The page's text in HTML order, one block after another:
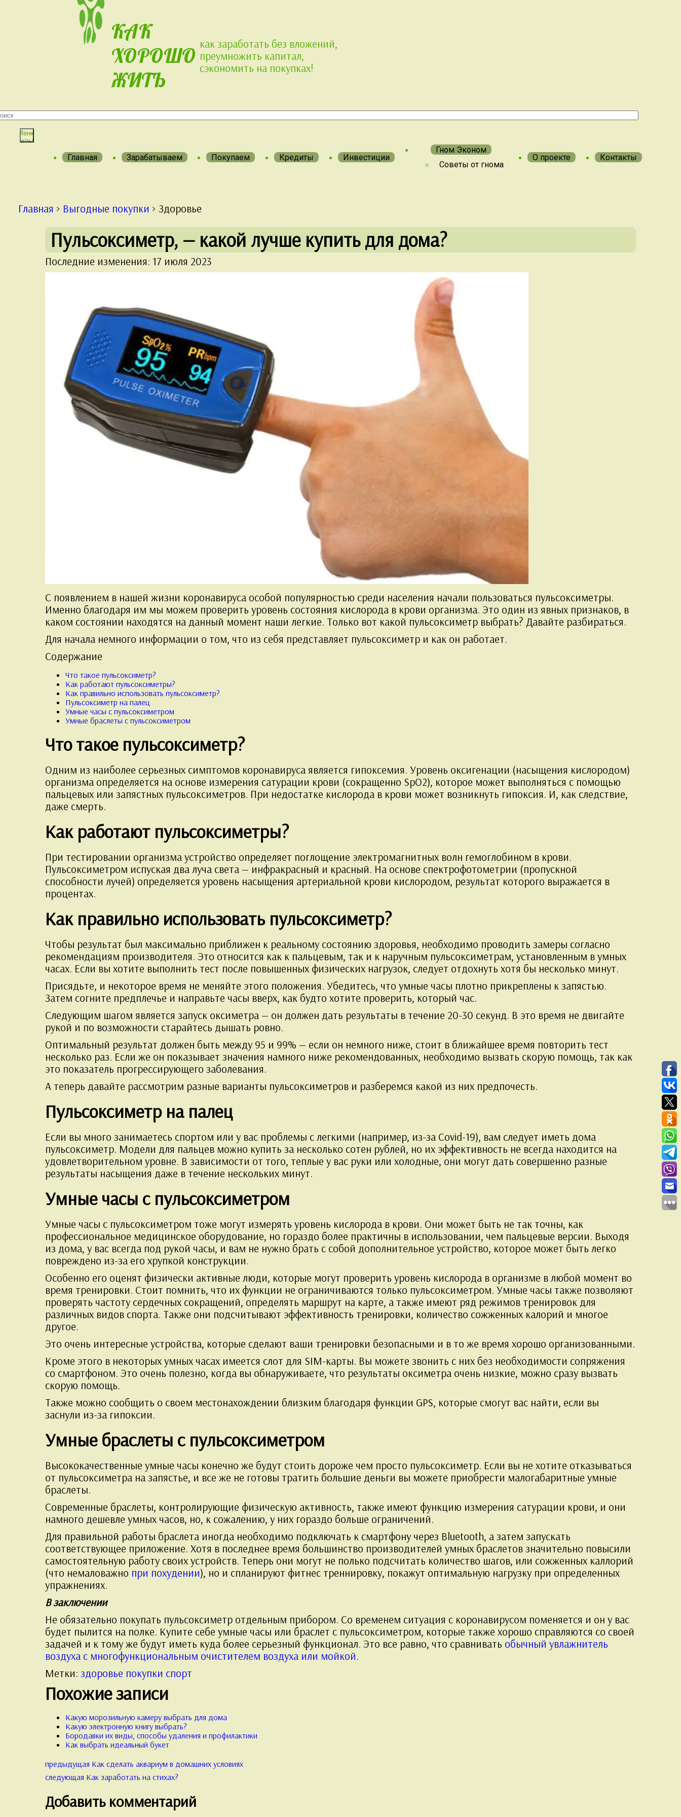
КАК
ХОРОШО
ЖИТЬ
как заработать без вложений,
преумножить капитал,
сэкономить на покупках!
Меню
Закрыть
Главная Зарабатываем Покупаем Кредиты Инвестиции
Гном Эконом
Советы от гнома
О проекте Контакты
Главная > Выгодные покупки > Здоровье
Пульсоксиметр, — какой лучше купить для дома?
Последние изменения: 17 июля 2023
С появлением в нашей жизни коронавируса особой популярностью среди населения начали пользоваться пульсоксиметры.
Именно благодаря им мы можем проверить уровень состояния кислорода в крови организма. Это один из явных признаков, в
каком состоянии находятся на данный момент наши легкие. Только вот какой пульсоксиметр выбрать? Давайте разбираться.
Для начала немного информации о том, что из себя представляет пульсоксиметр и как он работает.
Содержание
Что такое пульсоксиметр?
Как работают пульсоксиметры?
Как правильно использовать пульсоксиметр?
Пульсоксиметр на палец
Умные часы с пульсоксиметром
Умные браслеты с пульсоксиметром
Что такое пульсоксиметр?
Одним из наиболее серьезных симптомов коронавируса является гипоксемия. Уровень оксигенации (насыщения кислородом)
организма определяется на основе измерения сатурации крови (сокращенно SpO2), которое может выполняться с помощью
пальцевых или запястных пульсоксиметров. При недостатке кислорода в крови может возникнуть гипоксия. И, как следствие,
даже смерть.
Как работают пульсоксиметры?
При тестировании организма устройство определяет поглощение электромагнитных волн гемоглобином в крови.
Пульсоксиметром испуская два луча света — инфракрасный и красный. На основе спектрофотометрии (пропускной
способности лучей) определяется уровень насыщения артериальной крови кислородом, результат которого выражается в
процентах.
Как правильно использовать пульсоксиметр?
Чтобы результат был максимально приближен к реальному состоянию здоровья, необходимо проводить замеры согласно
рекомендациям производителя. Это относится как к пальцевым, так и к наручным пульсоксиметрам, установленным в умных
часах. Если вы хотите выполнить тест после повышенных физических нагрузок, следует отдохнуть хотя бы несколько минут.
Присядьте, и некоторое время не меняйте этого положения. Убедитесь, что умные часы плотно прикреплены к запястью.
Затем согните предплечье и направьте часы вверх, как будто хотите проверить, который час.
Следующим шагом является запуск оксиметра — он должен дать результаты в течение 20-30 секунд. В это время не двигайте
рукой и по возможности старайтесь дышать ровно.
Оптимальный результат должен быть между 95 и 99% — если он немного ниже, стоит в ближайшее время повторить тест
несколько раз. Если же он показывает значения намного ниже рекомендованных, необходимо вызвать скорую помощь, так как
это показатель прогрессирующего заболевания.
А теперь давайте рассмотрим разные варианты пульсоксиметров и разберемся какой из них предпочесть.
Пульсоксиметр на палец
Если вы много занимаетесь спортом или у вас проблемы с легкими (например, из-за Covid-19), вам следует иметь дома
пульсоксиметр. Модели для пальцев можно купить за несколько сотен рублей, но их эффективность не всегда находится на
удовлетворительном уровне. В зависимости от того, теплые у вас руки или холодные, они могут дать совершенно разные
результаты насыщения даже в течение нескольких минут.
Умные часы с пульсоксиметром
Умные часы с пульсоксиметром тоже могут измерять уровень кислорода в крови. Они может быть не так точны, как
профессиональное медицинское оборудование, но гораздо более практичны в использовании, чем пальцевые версии. Выходя
из дома, у вас всегда под рукой часы, и вам не нужно брать с собой дополнительное устройство, которое может быть легко
повреждено из-за его хрупкой конструкции.
Особенно его оценят физически активные люди, которые могут проверить уровень кислорода в организме в любой момент во
время тренировки. Стоит помнить, что их функции не ограничиваются только пульсоксиметром. Умные часы также позволяют
проверять частоту сердечных сокращений, определять маршрут на карте, а также имеют ряд режимов тренировок для
различных видов спорта. Также они подсчитывают эффективность тренировки, количество сожженных калорий и многое
другое.
Это очень интересные устройства, которые сделают ваши тренировки безопасными и в то же время хорошо организованными.
Кроме этого в некоторых умных часах имеется слот для SIM-карты. Вы можете звонить с них без необходимости сопряжения
со смартфоном. Это очень полезно, когда вы обнаруживаете, что результаты оксиметра очень низкие, можно сразу вызвать
скорую помощь.
Также можно сообщить о своем местонахождении близким благодаря функции GPS, которые смогут вас найти, если вы
заснули из-за гипоксии.
Умные браслеты с пульсоксиметром
Высококачественные умные часы конечно же будут стоить дороже чем просто пульсоксиметр. Если вы не хотите отказываться
от пульсоксиметра на запястье, и все же не готовы тратить большие деньги вы можете приобрести малогабаритные умные
браслеты.
Современные браслеты, контролирующие физическую активность, также имеют функцию измерения сатурации крови, и они
намного дешевле умных часов, но, к сожалению, у них гораздо больше ограничений.
Для правильной работы браслета иногда необходимо подключать к смартфону через Bluetooth, а затем запускать
соответствующее приложение. Хотя в последнее время большинство производителей умных браслетов значительно повысили
самостоятельную работу своих устройств. Теперь они могут не полько подсчитать количество шагов, или сожженных каллорий
(что немаловажно при похудении), но и спланируют фитнес треннировку, покажут оптимальную нагрузку при определенных
упражнениях.
В заключении
Не обязательно покупать пульсоксиметр отдельным прибором. Со временем ситуация с коронавирусом поменяется и он у вас
будет пылится на полке. Купите себе умные часы или браслет с пульсоксиметром, которые также хорошо справляются со своей
задачей и к тому же будут иметь куда более серьезный функционал. Это все равно, что сравнивать обычный увлажнитель
воздуха с многофункциональным очистителем воздуха или мойкой.
Метки:Метки
здоровье покупки спорт
Похожие записи
Какую морозильную камеру выбрать для дома
Какую электронную книгу выбрать?
Бородавки их виды, способы удаления и профилактики
Как выбрать идеальный букет
Навигация
по
предыдущая Предыдущая
запись:
Как сделать аквариум в домашних условиях
следующая Следующая
запись:
Как заработать на стихах?
Добавить комментарий